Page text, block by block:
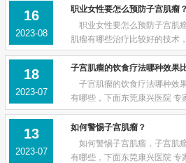
肌瘤患者在日常生活中应注意
16
2023-08
职业女性要怎么预防子宫肌瘤？
职业女性要怎么预防子宫肌
肌瘤有哪些治疗比较好的技术
解答职业女性要什么预防子宫
宫肌瘤有哪些治疗比较好的技
18
2023-07
子宫肌瘤的饮食疗法哪种效果
子宫肌瘤的饮食疗法哪种效
有哪些，下面东莞康兴医院 专
法哪种效果比较好，子宫肌
子宫肌瘤的饮食疗法哪种有效
13
2023-07
如何警惕子宫肌瘤？
如何警惕子宫肌瘤，子宫肌
有哪些，下面东莞康兴医院 专